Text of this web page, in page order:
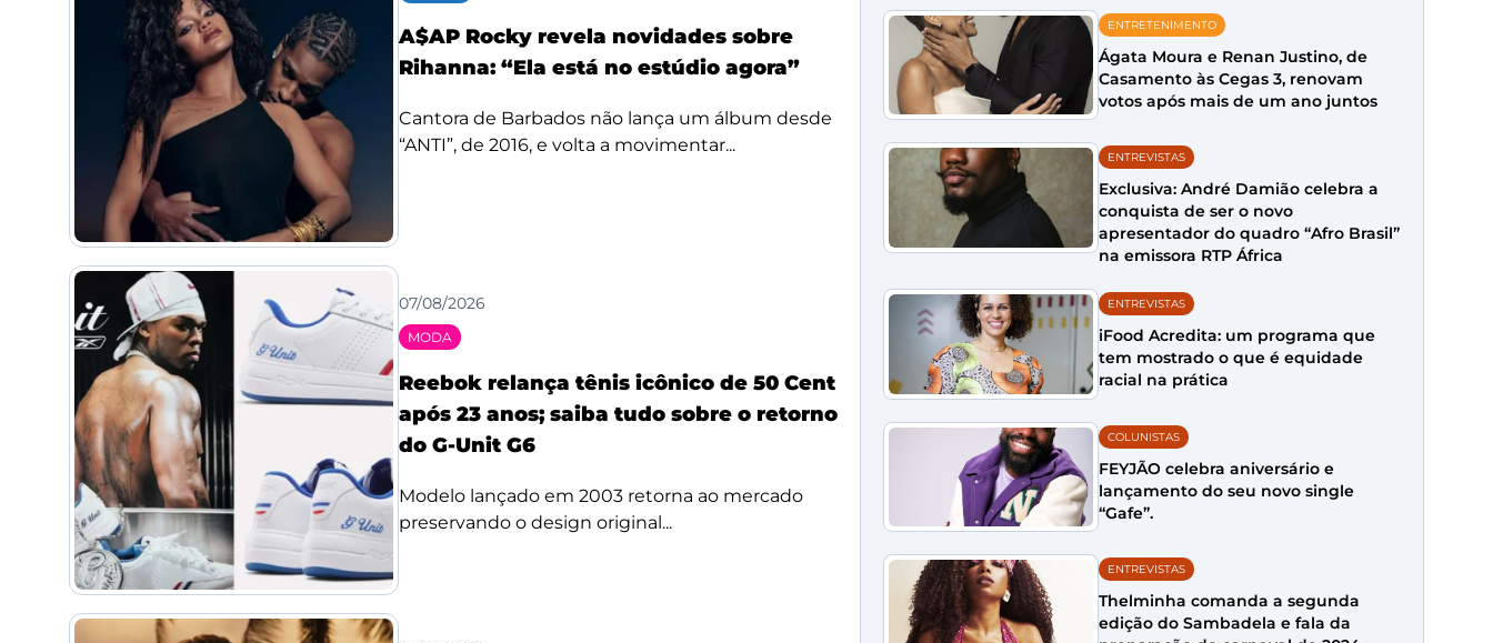
A$AP Rocky revela novidades sobre
Rihanna: “Ela está no estúdio agora”
Cantora de Barbados não lança um álbum desde
“ANTI”, de 2016, e volta a movimentar...
07/08/2026
MODA
Reebok relança tênis icônico de 50 Cent
após 23 anos; saiba tudo sobre o retorno
do G-Unit G6
Modelo lançado em 2003 retorna ao mercado
preservando o design original...
ENTRETENIMENTO
Ágata Moura e Renan Justino, de
Casamento às Cegas 3, renovam
votos após mais de um ano juntos
ENTREVISTAS
Exclusiva: André Damião celebra a
conquista de ser o novo
apresentador do quadro “Afro Brasil”
na emissora RTP África
ENTREVISTAS
iFood Acredita: um programa que
tem mostrado o que é equidade
racial na prática
COLUNISTAS
FEYJÃO celebra aniversário e
lançamento do seu novo single
“Gafe”.
ENTREVISTAS
Thelminha comanda a segunda
edição do Sambadela e fala da